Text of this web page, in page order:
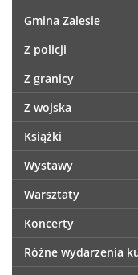
Gmina Zalesie
Z policji
Z granicy
Z wojska
Książki
Wystawy
Warsztaty
Koncerty
Różne wydarzenia